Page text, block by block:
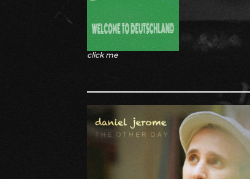
click me